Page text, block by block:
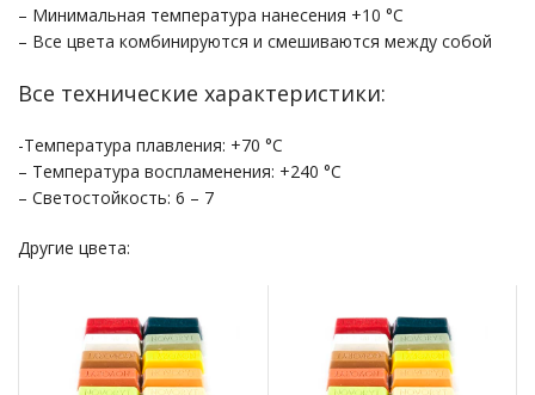
– Минимальная температура нанесения +10 °С
– Все цвета комбинируются и смешиваются между собой
Все технические характеристики:
-Температура плавления: +70 °С
– Температура воспламенения: +240 °С
– Светостойкость: 6 – 7
Другие цвета: